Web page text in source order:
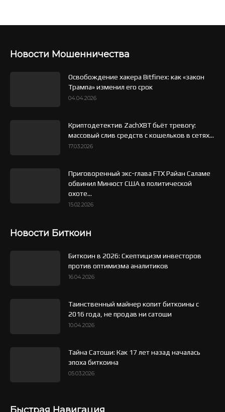
Новости Мошенничества
Освобождение хакера Bitfinex: как «закон
Трампа» изменил его срок
04.04.2026
Криптодетектив ZachXBT бьёт тревогу:
массовый слив средств с кошельков в сетях...
17.03.2026
Приговоренный экс-глава FTX Райан Саламе
обвинил Минюст США в политической
охоте...
15.02.2026
Новости Биткоин
Биткоин в 2026: Скептицизм инвесторов
против оптимизма аналитиков
16.04.2026
Таинственный майнер копит биткоины с
2016 года, не продав ни сатоши
10.04.2026
Тайна Сатоши: Как 17 лет назад началась
эпоха биткоина
05.03.2026